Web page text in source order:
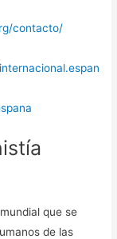
contacto/
que se
de las